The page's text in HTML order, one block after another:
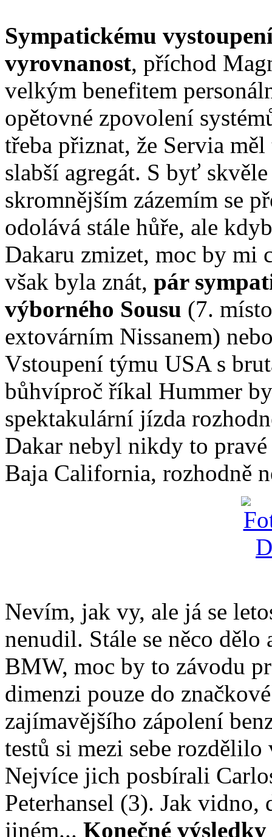
Sympatickému
vyrovnanost, příchod
velkým benefitem
opětovné zpovolení
třeba přiznat, že Servia
slabší agregát. S byť
skromnějším zázemím se
odolává stále hůře, ale
Dakaru zmizet, moc by mi
však byla znát, pár
výborného Sousu (7.
extovárním Nissanem)
Vstoupení týmu USA s
bůhvíproč říkal Hummer
spektakulární jízda
Dakar nebyl nikdy to
Baja California, rozhodně
Nevím, jak vy, ale já se
nenudil. Stále se něco dělo
BMW, moc by to závodu
dimenzi pouze do
zajímavějšího zápolení
testů si mezi sebe
Nejvíce jich posbírali
Peterhansel (3). Jak
jiném... Konečné výsledky